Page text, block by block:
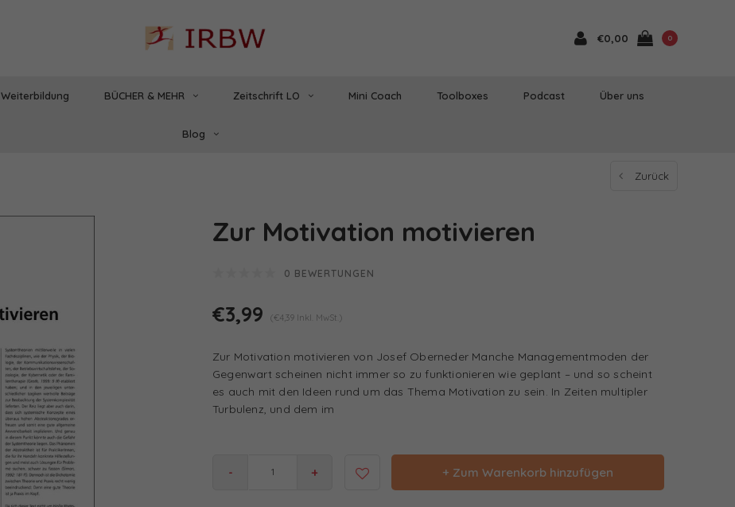
€0,00 0
Weiterbildung BÜCHER & MEHR Zeitschrift LO Mini Coach Toolboxes Podcast Über uns
Blog
Zurück
Zur Motivation motivieren
0 BEWERTUNGEN
€3,99 (€4,39 Inkl. MwSt.)
Zur Motivation motivieren von Josef Oberneder Manche Managementmoden der
Gegenwart scheinen nicht immer so zu funktionieren wie geplant – und so scheint
es auch mit den Ideen rund um das Thema Motivation zu sein. In Zeiten multipler
Turbulenz, und dem im
- + + Zum Warenkorb hinzufügen